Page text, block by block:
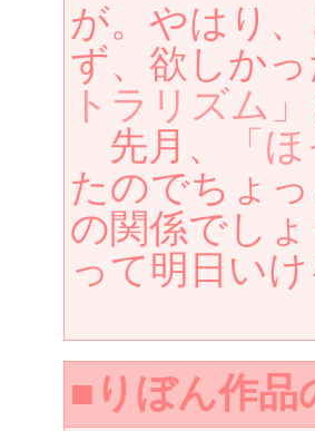
が。やはり
ず、欲しかっ
トラリズム」
先月、
「
たのでちょ
の関係でし
って明日い
■りぼん作品